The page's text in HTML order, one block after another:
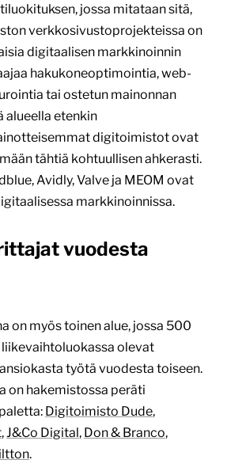
jossa mitataan sitä,
verkkosivustoprojekteissa on
digitaalisen markkinoinnin
hakukoneoptimointia, web-
tai ostetun mainonnan
alueella etenkin
digitoimistot ovat
tähtiä kohtuullisen ahkerasti.
Avidly, Valve ja MEOM ovat
markkinoinnissa.
vuodesta
on myös toinen alue, jossa 500
olevat
työtä vuodesta toiseen.
on hakemistossa peräti
Digitoimisto Dude,
, J&Co Digital, Don & Branco,
.